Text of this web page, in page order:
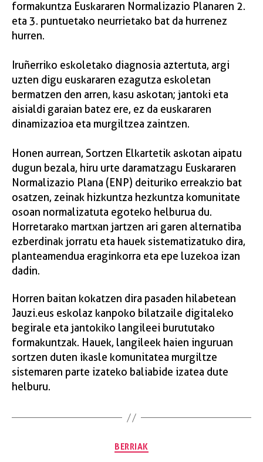
formakuntza Euskararen Normalizazio Planaren 2.
eta 3. puntuetako neurrietako bat da hurrenez
hurren.
Iruñerriko eskoletako diagnosia aztertuta, argi
uzten digu euskararen ezagutza eskoletan
bermatzen den arren, kasu askotan; jantoki eta
aisialdi garaian batez ere, ez da euskararen
dinamizazioa eta murgiltzea zaintzen.
Honen aurrean, Sortzen Elkartetik askotan aipatu
dugun bezala, hiru urte daramatzagu Euskararen
Normalizazio Plana (ENP) deituriko erreakzio bat
osatzen, zeinak hizkuntza hezkuntza komunitate
osoan normalizatuta egoteko helburua du.
Horretarako martxan jartzen ari garen alternatiba
ezberdinak jorratu eta hauek sistematizatuko dira,
planteamendua eraginkorra eta epe luzekoa izan
dadin.
Horren baitan kokatzen dira pasaden hilabetean
Jauzi.eus eskolaz kanpoko bilatzaile digitaleko
begirale eta jantokiko langileei burututako
formakuntzak. Hauek, langileek haien inguruan
sortzen duten ikasle komunitatea murgiltze
sistemaren parte izateko baliabide izatea dute
helburu.
BERRIAK